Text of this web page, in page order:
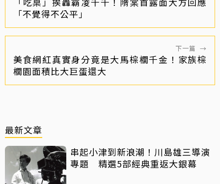
「不覺得不公平」
下一篇 →
美食網紅真實身分竟是大馬棕櫚千金！家族棕
櫚園面積比大巨蛋還大
最新文章
串起小津到新浪潮！川島雄三導演
專題 精選5部經典重返大銀幕